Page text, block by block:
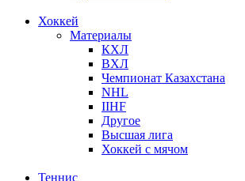
Хоккей
Материалы
КХЛ
ВХЛ
Чемпионат Казахстана
NHL
IIHF
Другое
Высшая лига
Хоккей с мячом
Теннис